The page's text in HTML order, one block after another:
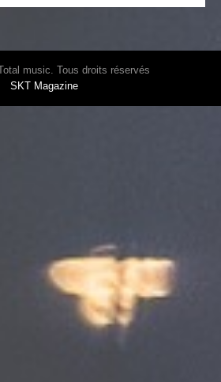
music. Tous droits réservés
SKT Magazine